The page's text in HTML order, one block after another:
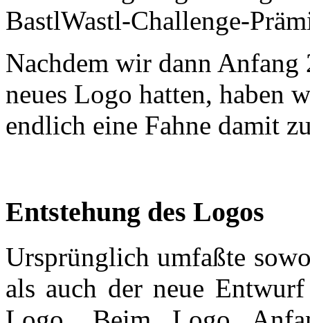
BastlWastl-Challenge-
Nachdem wir dann Anfang
neues Logo hatten, haben
endlich eine Fahne damit
Entstehung des Logos
Ursprünglich umfaßte
als auch der neue